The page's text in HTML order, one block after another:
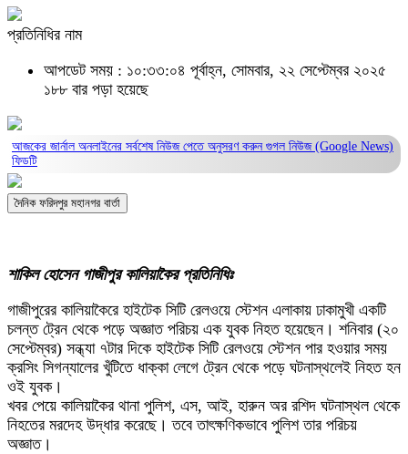
প্রতিনিধির নাম
আপডেট সময় : ১০:৩৩:০৪ পূর্বাহ্ন, সোমবার, ২২ সেপ্টেম্বর ২০২৫
১৮৮ বার পড়া হয়েছে
আজকের জার্নাল অনলাইনের সর্বশেষ নিউজ পেতে অনুসরণ করুন গুগল নিউজ (Google News)
ফিডটি
দৈনিক ফরিদপুর মহানগর বার্তা
শাকিল হোসেন গাজীপুর কালিয়াকৈর প্রতিনিধিঃ
গাজীপুরের কালিয়াকৈরে হাইটেক সিটি রেলওয়ে স্টেশন এলাকায় ঢাকামুখী একটি
চলন্ত ট্রেন থেকে পড়ে অজ্ঞাত পরিচয় এক যুবক নিহত হয়েছেন। শনিবার (২০
সেপ্টেম্বর) সন্ধ্যা ৭টার দিকে হাইটেক সিটি রেলওয়ে স্টেশন পার হওয়ার সময়
ক্রসিং সিগন্যালের খুঁটিতে ধাক্কা লেগে ট্রেন থেকে পড়ে ঘটনাস্থলেই নিহত হন
ওই যুবক।
খবর পেয়ে কালিয়াকৈর থানা পুলিশ, এস, আই, হারুন অর রশিদ ঘটনাস্থল থেকে
নিহতের মরদেহ উদ্ধার করেছে। তবে তাৎক্ষণিকভাবে পুলিশ তার পরিচয়
অজ্ঞাত।